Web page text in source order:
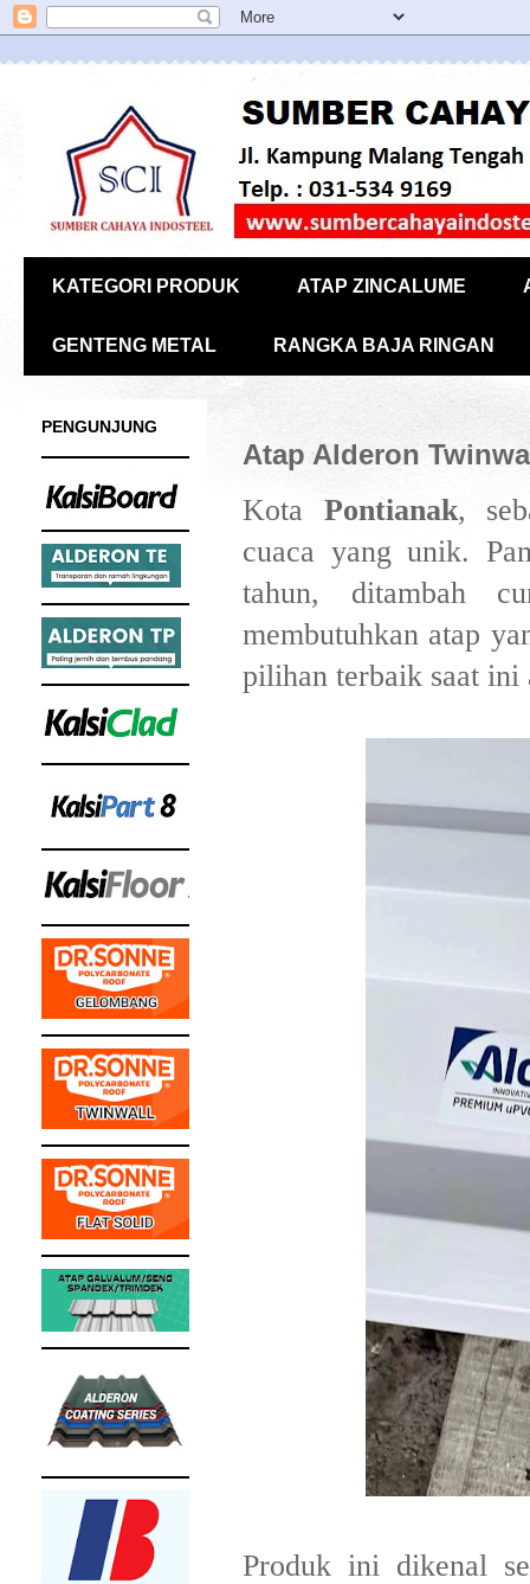
KATEGORI PRODUK ATAP ZINCALUME
GENTENG METAL RANGKA BAJA RINGAN
Atap Alderon
Kota Pontianak,
cuaca yang unik.
tahun, ditambah
membutuhkan atap
pilihan terbaik saat
Produk ini dikenal
PENGUNJUNG